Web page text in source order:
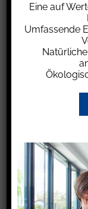
Zulassungs-
Landesrecht
einem
auf ihn
Feststellung
Die Richter
stellten in
die
der o.g.
Eine auf
Umfassende